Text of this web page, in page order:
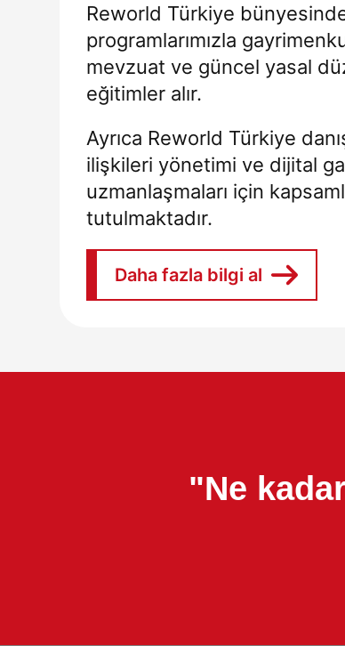
Reworld Türkiye
programlarımızla
mevzuat ve güncel yasal
eğitimler alır.
Ayrıca Reworld Türkiye
ilişkileri yönetimi ve dijital
uzmanlaşmaları için
tutulmaktadır.
Daha fazla bilgi al
"Ne